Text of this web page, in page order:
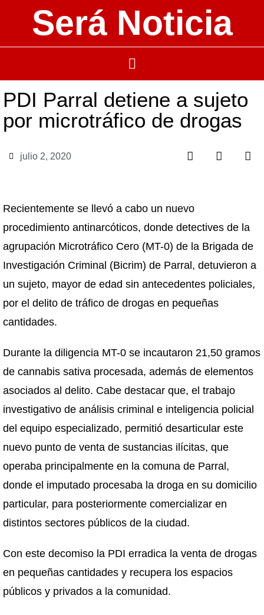
Será Noticia
PDI Parral detiene a sujeto
por microtráfico de drogas
julio 2, 2020
Recientemente se llevó a cabo un nuevo
procedimiento antinarcóticos, donde detectives de la
agrupación Microtráfico Cero (MT-0) de la Brigada de
Investigación Criminal (Bicrim) de Parral, detuvieron a
un sujeto, mayor de edad sin antecedentes policiales,
por el delito de tráfico de drogas en pequeñas
cantidades.
Durante la diligencia MT-0 se incautaron 21,50 gramos
de cannabis sativa procesada, además de elementos
asociados al delito. Cabe destacar que, el trabajo
investigativo de análisis criminal e inteligencia policial
del equipo especializado, permitió desarticular este
nuevo punto de venta de sustancias ilícitas, que
operaba principalmente en la comuna de Parral,
donde el imputado procesaba la droga en su domicilio
particular, para posteriormente comercializar en
distintos sectores públicos de la ciudad.
Con este decomiso la PDI erradica la venta de drogas
en pequeñas cantidades y recupera los espacios
públicos y privados a la comunidad.